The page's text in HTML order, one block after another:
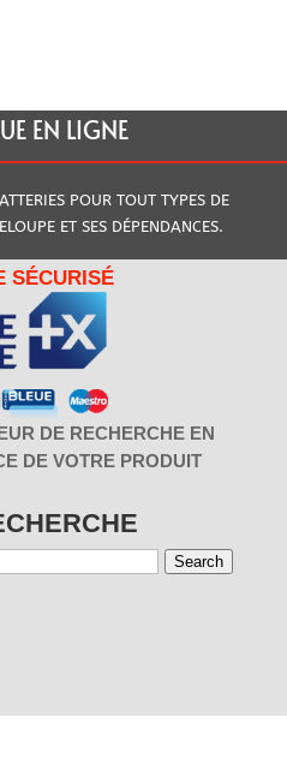
EN LIGNE
POUR TOUT TYPES DE
ET SES DÉPENDANCES.
SÉCURISÉ
DE RECHERCHE EN
DE VOTRE PRODUIT
Search